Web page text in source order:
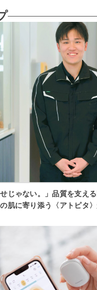
せじゃない。」品質を支え
肌に寄り添う〈アトピタ